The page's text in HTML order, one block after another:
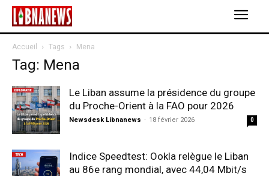
Accueil Tags Mena
Tag: Mena
Le Liban assume la présidence du groupe
du Proche-Orient à la FAO pour 2026
Newsdesk Libnanews - 18 février 2026 0
Indice Speedtest: Ookla relègue le Liban
au 86e rang mondial, avec 44,04 Mbit/s